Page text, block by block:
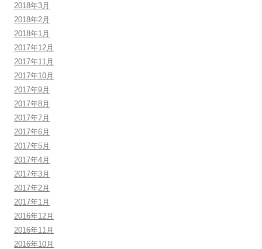
2018年3月
2018年2月
2018年1月
2017年12月
2017年11月
2017年10月
2017年9月
2017年8月
2017年7月
2017年6月
2017年5月
2017年4月
2017年3月
2017年2月
2017年1月
2016年12月
2016年11月
2016年10月